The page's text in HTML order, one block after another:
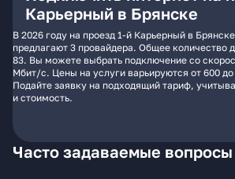
Карьерный в Брянске
В 2026 году на проезд 1-й Карьерный в
предлагают 3 провайдера. Общее количество
83. Вы можете выбрать подключение со
Мбит/с. Цены на услуги варьируются от 600
Подайте заявку на подходящий тариф,
и стоимость.
Часто задаваемые вопросы